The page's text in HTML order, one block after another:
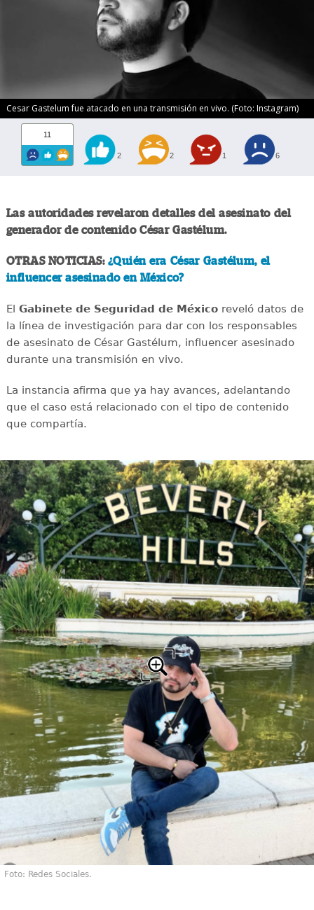
Cesar Gastelum fue atacado en una transmisión en vivo. (Foto: Instagram)
11
2 2 1 6
Las autoridades revelaron detalles del asesinato del
generador de contenido César Gastélum.
OTRAS NOTICIAS: ¿Quién era César Gastélum, el
influencer asesinado en México?
El Gabinete de Seguridad de Méxicoreveló datos de
la línea de investigación para dar con los responsables
de asesinato de César Gastélum, influencer asesinado
durante una transmisión en vivo.
La instancia afirma que ya hay avances, adelantando
que el caso está relacionado con el tipo de contenido
que compartía.
Foto: Redes Sociales.